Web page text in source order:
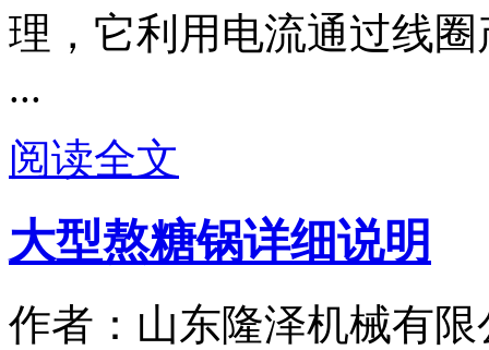
理，它利用电流通过线
...
阅读全文
大型熬糖锅详细说明
作者：山东隆泽机械有限